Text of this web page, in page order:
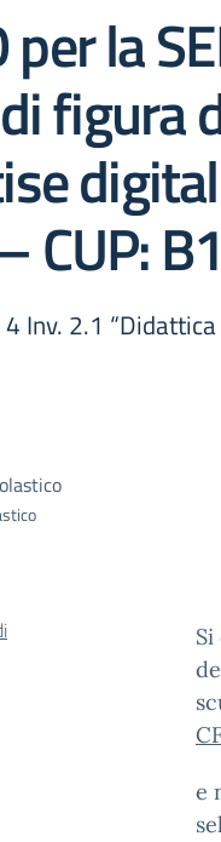
per la
figura
CUP:
4 Inv. 2.1
e